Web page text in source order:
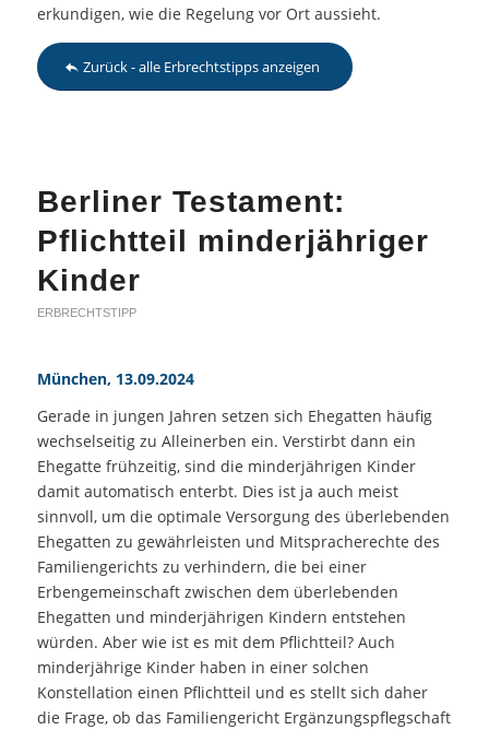
erkundigen, wie die Regelung vor Ort aussieht.
Zurück - alle Erbrechtstipps anzeigen
Berliner Testament:
Pflichtteil minderjähriger
Kinder
ERBRECHTSTIPP
München, 13.09.2024
Gerade in jungen Jahren setzen sich Ehegatten häufig
wechselseitig zu Alleinerben ein. Verstirbt dann ein
Ehegatte frühzeitig, sind die minderjährigen Kinder
damit automatisch enterbt. Dies ist ja auch meist
sinnvoll, um die optimale Versorgung des überlebenden
Ehegatten zu gewährleisten und Mitspracherechte des
Familiengerichts zu verhindern, die bei einer
Erbengemeinschaft zwischen dem überlebenden
Ehegatten und minderjährigen Kindern entstehen
würden. Aber wie ist es mit dem Pflichtteil? Auch
minderjährige Kinder haben in einer solchen
Konstellation einen Pflichtteil und es stellt sich daher
die Frage, ob das Familiengericht Ergänzungspflegschaft